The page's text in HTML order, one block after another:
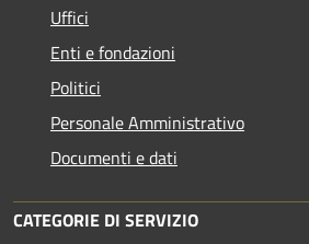
Uffici
Enti e fondazioni
Politici
Personale Amministrativo
Documenti e dati
CATEGORIE DI SERVIZIO